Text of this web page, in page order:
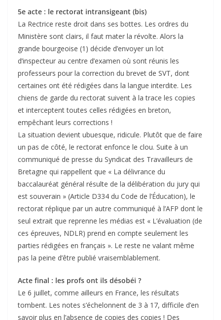
5e acte : le rectorat intransigeant (bis)
La Rectrice reste droit dans ses bottes. Les ordres du
Ministère sont clairs, il faut mater la révolte. Alors la
grande bourgeoise (1) décide d’envoyer un lot
d’inspecteur au centre d’examen où sont réunis les
professeurs pour la correction du brevet de SVT, dont
certaines ont été rédigées dans la langue interdite. Les
chiens de garde du rectorat suivent à la trace les copies
et interceptent toutes celles rédigées en breton,
empêchant leurs corrections !
La situation devient ubuesque, ridicule. Plutôt que de faire
un pas de côté, le rectorat enfonce le clou. Suite à un
communiqué de presse du Syndicat des Travailleurs de
Bretagne qui rappellent que « La délivrance du
baccalauréat général résulte de la délibération du jury qui
est souverain » (Article D334 du Code de l’Éducation), le
rectorat réplique par un autre communiqué à l’AFP dont le
seul extrait que reprenne les médias est « L’évaluation (de
ces épreuves, NDLR) prend en compte seulement les
parties rédigées en français ». Le reste ne valant même
pas la peine d’être publié vraisemblablement.
Acte final : les profs ont ils désobéi ?
Le 6 juillet, comme ailleurs en France, les résultats
tombent. Les notes s’échelonnent de 3 à 17, difficile d’en
savoir plus en l’absence de copies des copies ! Des